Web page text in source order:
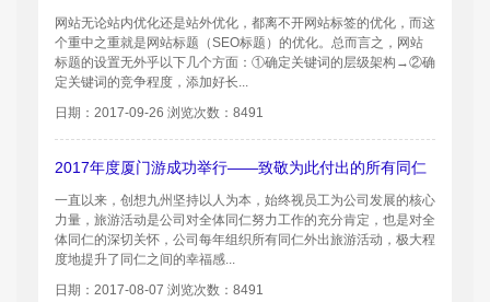
网站无论站内优化还是站外优化，都离不开网站标签的优化，而这
个重中之重就是网站标题（SEO标题）的优化。总而言之，网站
标题的设置无外乎以下几个方面：①确定关键词的层级架构→②确
定关键词的竞争程度，添加好长...
日期：2017-09-26 浏览次数：8491
2017年度厦门游成功举行——致敬为此付出的所有同仁
一直以来，创想九州坚持以人为本，始终视员工为公司发展的核心
力量，旅游活动是公司对全体同仁努力工作的充分肯定，也是对全
体同仁的深切关怀，公司每年组织所有同仁外出旅游活动，极大程
度地提升了同仁之间的幸福感...
日期：2017-08-07 浏览次数：8491